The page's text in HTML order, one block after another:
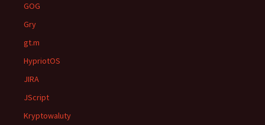
GOG
Gry
gt.m
HypriotOS
JIRA
JScript
Kryptowaluty